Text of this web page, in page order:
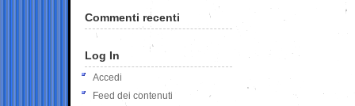
Commenti recenti
Log In
Accedi
Feed dei contenuti